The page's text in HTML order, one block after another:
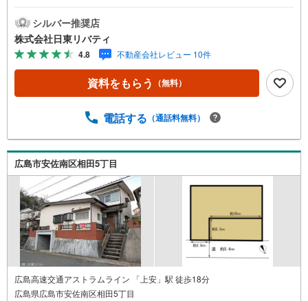
っていない物件もご紹介できます。広島市内はもちろん廿
日市から呉・東広島まで6000物件の豊富な情報量!!「実際
に自分自身が住む家を見て納得して買いたい」広告では分
かり難い物件の長所や短所を現地でご確認できます。お気
軽にお問い合わせ下さい。TV電話やLINE等でオンライン案
内も可能です。お気軽にお申し付け下さい。「住まいを通
様に信頼と信用を頂き、広島県下でも有数の不動産グルー
からもこの精神を大切に、お客様へのサポートをさせて頂
きます。株式会社日東リバティ〒732-0818広島市南区段原
日出2丁目2-22-2Fアストラムライン毘沙門台駅まで徒歩9分
の便利な立地。
シルバー推奨店
株式会社日東リバティ
4.8 不動産会社レビュー 10件
資料をもらう （無料）
電話する （通話料無料）
広島市安佐南区相田5丁目
広島高速交通アストラムライン 「上安」駅 徒歩18分
広島県広島市安佐南区相田5丁目